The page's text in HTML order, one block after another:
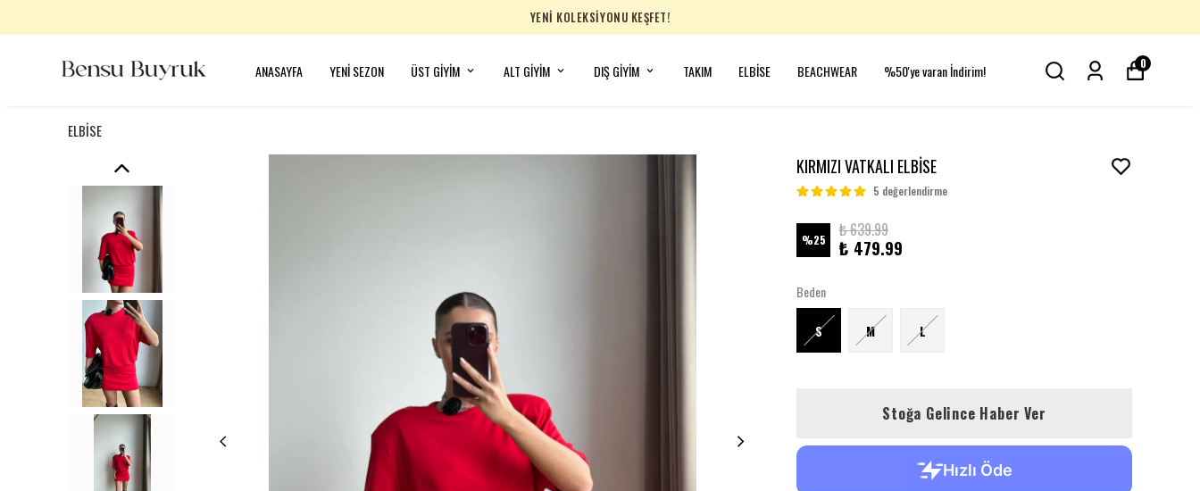
YENİ KOLEKSİYONU KEŞFET!
ANASAYFA YENİ SEZON ÜST GİYİM ALT GİYİM DIŞ GİYİM TAKIM ELBİSE BEACHWEAR %50'ye varan İndirim! 0
ELBİSE
KIRMIZI VATKALI ELBİSE
5 değerlendirme
%25 ₺ 639.99
₺ 479.99
Beden
S M L
Stoğa Gelince Haber Ver